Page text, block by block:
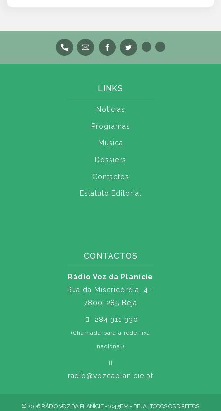
LINKS
Notícias
Programas
Música
Dossiers
Contactos
Estatuto Editorial
CONTACTOS
Rádio Voz da Planície
Rua da Misericórdia, 4 -
7800-285 Beja
284 311 330
(Chamada para a rede fixa
nacional)
radio@vozdaplanicie.pt
© 2026 RÁDIO VOZ DA PLANÍCIE - 104.5FM - BEJA | TODOS OS DIREITOS